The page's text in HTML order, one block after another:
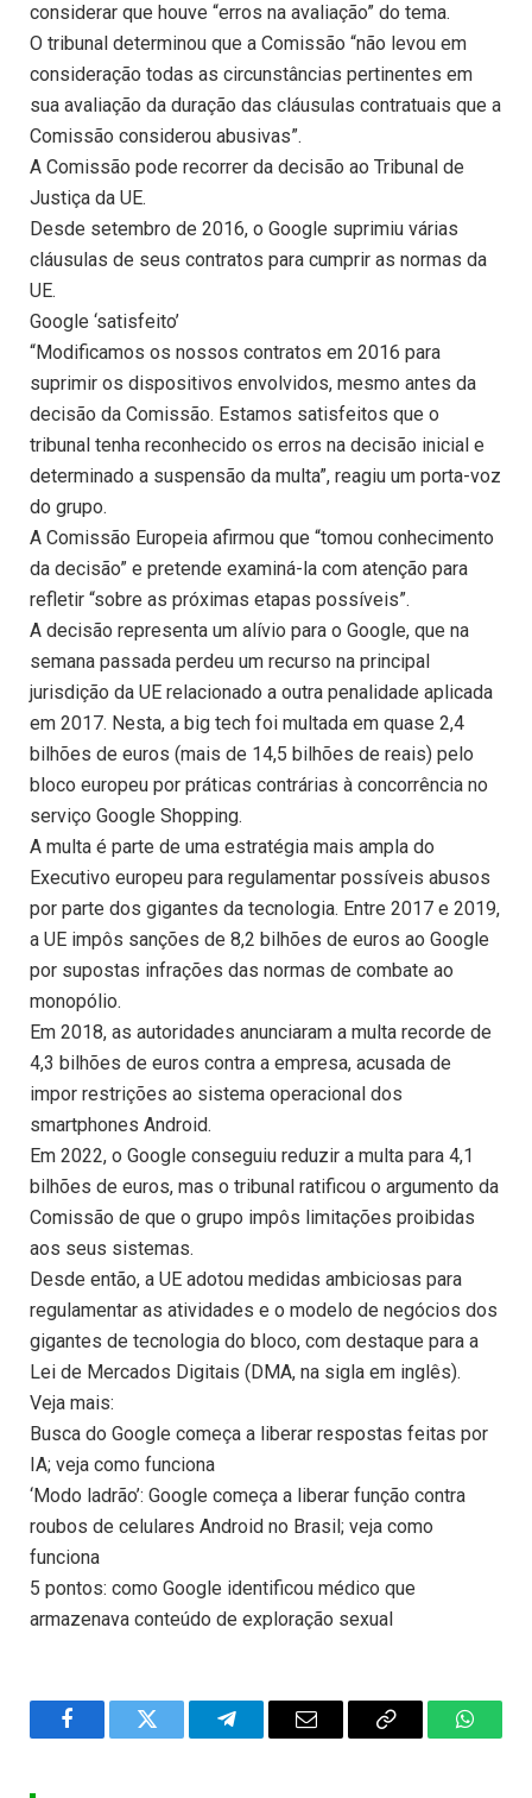
considerar que houve “erros na avaliação” do tema.
O tribunal determinou que a Comissão “não levou em
consideração todas as circunstâncias pertinentes em
sua avaliação da duração das cláusulas contratuais que a
Comissão considerou abusivas”.
A Comissão pode recorrer da decisão ao Tribunal de
Justiça da UE.
Desde setembro de 2016, o Google suprimiu várias
cláusulas de seus contratos para cumprir as normas da
UE.
Google ‘satisfeito’
“Modificamos os nossos contratos em 2016 para
suprimir os dispositivos envolvidos, mesmo antes da
decisão da Comissão. Estamos satisfeitos que o
tribunal tenha reconhecido os erros na decisão inicial e
determinado a suspensão da multa”, reagiu um porta-voz
do grupo.
A Comissão Europeia afirmou que “tomou conhecimento
da decisão” e pretende examiná-la com atenção para
refletir “sobre as próximas etapas possíveis”.
A decisão representa um alívio para o Google, que na
semana passada perdeu um recurso na principal
jurisdição da UE relacionado a outra penalidade aplicada
em 2017. Nesta, a big tech foi multada em quase 2,4
bilhões de euros (mais de 14,5 bilhões de reais) pelo
bloco europeu por práticas contrárias à concorrência no
serviço Google Shopping.
A multa é parte de uma estratégia mais ampla do
Executivo europeu para regulamentar possíveis abusos
por parte dos gigantes da tecnologia. Entre 2017 e 2019,
a UE impôs sanções de 8,2 bilhões de euros ao Google
por supostas infrações das normas de combate ao
monopólio.
Em 2018, as autoridades anunciaram a multa recorde de
4,3 bilhões de euros contra a empresa, acusada de
impor restrições ao sistema operacional dos
smartphones Android.
Em 2022, o Google conseguiu reduzir a multa para 4,1
bilhões de euros, mas o tribunal ratificou o argumento da
Comissão de que o grupo impôs limitações proibidas
aos seus sistemas.
Desde então, a UE adotou medidas ambiciosas para
regulamentar as atividades e o modelo de negócios dos
gigantes de tecnologia do bloco, com destaque para a
Lei de Mercados Digitais (DMA, na sigla em inglês).
Veja mais:
Busca do Google começa a liberar respostas feitas por
IA; veja como funciona
‘Modo ladrão’: Google começa a liberar função contra
roubos de celulares Android no Brasil; veja como
funciona
5 pontos: como Google identificou médico que
armazenava conteúdo de exploração sexual
FacebookTwitter TelegramEmail
Copy